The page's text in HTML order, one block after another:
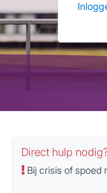
Direct hulp
Bij crisis of spoed